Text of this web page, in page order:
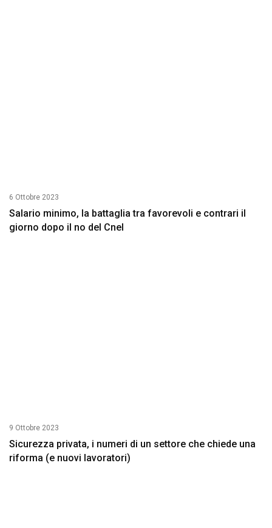
6 Ottobre 2023
Salario minimo, la battaglia tra favorevoli e contrari il
giorno dopo il no del Cnel
9 Ottobre 2023
Sicurezza privata, i numeri di un settore che chiede una
riforma (e nuovi lavoratori)